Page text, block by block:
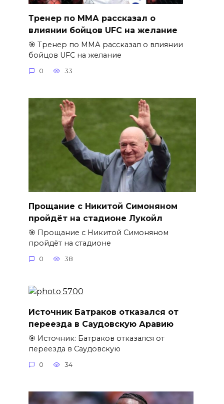
Тренер по ММА рассказал о
влиянии бойцов UFC на желание
🎯 Тренер по ММА рассказал о влиянии
бойцов UFC на желание
0 33
Прощание с Никитой Симоняном
пройдёт на стадионе Лукойл
🎯 Прощание с Никитой Симоняном
пройдёт на стадионе
0 38
Источник Батраков отказался от
переезда в Саудовскую Аравию
🎯 Источник: Батраков отказался от
переезда в Саудовскую
0 34